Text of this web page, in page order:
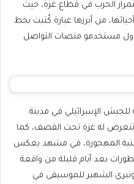
الحرب في قطاع غزة، حيث
من أبرزها عبارة كُتبت بخط
مستخدمو منصات التواصل
الإسرائيلي في مدينة
له غزة تحت القصف، كما
المهجورة، في مشهد يعكس
بعد أيام قليلة من واقعة
الشهير للموسيقى في